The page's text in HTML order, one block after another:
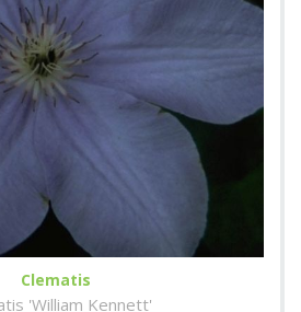
Clematis
'William Kennett'